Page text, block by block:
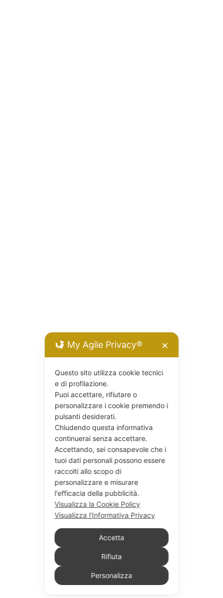
My Agile Privacy® ✕
Questo sito utilizza cookie tecnici
e di profilazione.
Puoi accettare, rifiutare o
personalizzare i cookie premendo i
pulsanti desiderati.
Chiudendo questa informativa
continuerai senza accettare.
Accettando, sei consapevole che i
tuoi dati personali possono essere
raccolti allo scopo di
personalizzare e misurare
l'efficacia della pubblicità.
Visualizza la Cookie Policy
Visualizza l'Informativa Privacy
Accetta
Rifiuta
Personalizza